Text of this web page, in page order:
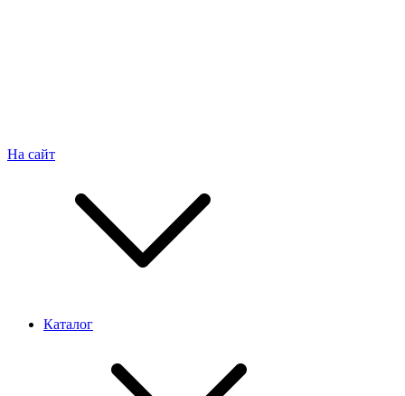
На сайт
Каталог